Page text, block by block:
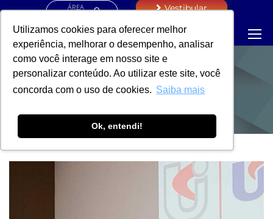
Utilizamos cookies para oferecer melhor
experiência, melhorar o desempenho, analisar
como você interage em nosso site e
personalizar conteúdo. Ao utilizar este site, você
concorda com o uso de cookies. Saiba mais
Ok, entendi!
ÁREA
Vestibular
NOTÍCIAS